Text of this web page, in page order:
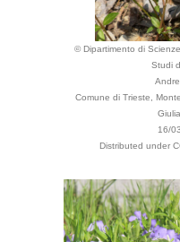
© Dipartimento di
Studi
Comune di Trieste,
16/
Distributed under